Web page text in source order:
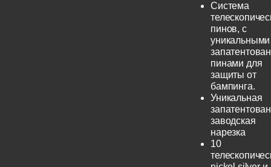
Система
пинов, с
уникальными
пинами для
защиты от
бампинга.
Уникальная
заводская
нарезка
10